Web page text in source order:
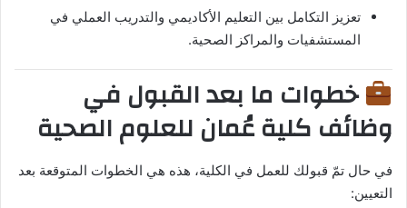
تعزيز التكامل بين التعليم الأكاديمي والتدريب العملي في
المستشفيات والمراكز الصحية.
خطوات ما بعد القبول في
وظائف كلية عُمان للعلوم الصحية
في حال تمّ قبولك للعمل في الكلية، هذه هي الخطوات المتوقعة بعد
التعيين: